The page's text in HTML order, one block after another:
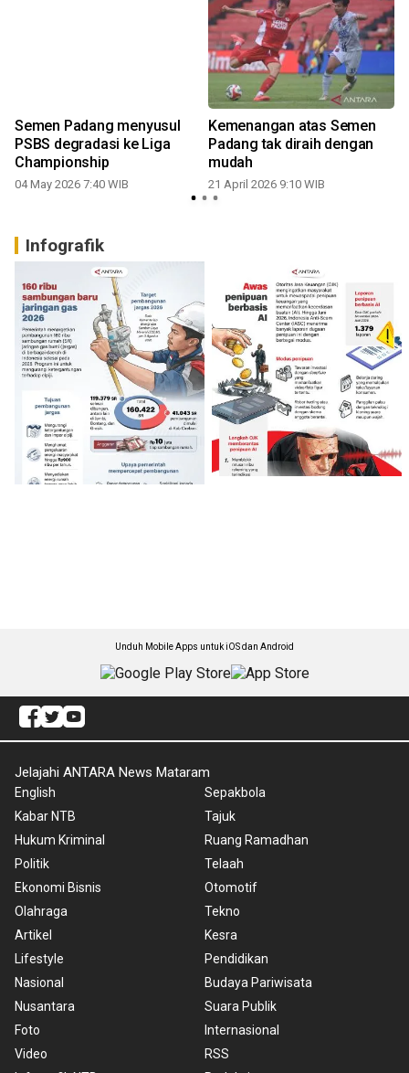
Semen Padang menyusul
PSBS degradasi ke Liga
Championship
04 May 2026 7:40 WIB
Kemenangan atas Semen
Padang tak diraih dengan
mudah
21 April 2026 9:10 WIB
Infografik
Unduh Mobile Apps untuk iOS dan Android
Jelajahi ANTARA News Mataram
English
Kabar NTB
Hukum Kriminal
Politik
Ekonomi Bisnis
Olahraga
Artikel
Lifestyle
Nasional
Nusantara
Foto
Video
Sepakbola
Tajuk
Ruang Ramadhan
Telaah
Otomotif
Tekno
Kesra
Pendidikan
Budaya Pariwisata
Suara Publik
Internasional
RSS